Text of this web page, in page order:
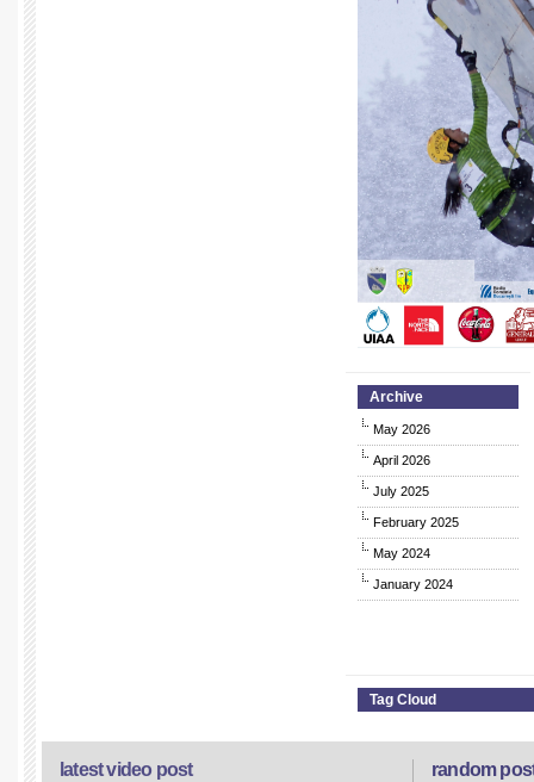
Archive
May 2026
April 2026
July 2025
February 2025
May 2024
January 2024
Tag Cloud
random
latest video post